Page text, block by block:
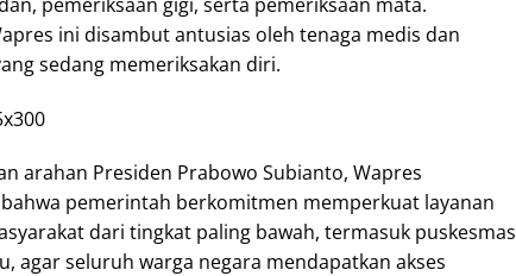
ini disambut antusias oleh tenaga medis dan
sedang memeriksakan diri.
arahan Presiden Prabowo Subianto, Wapres
pemerintah berkomitmen memperkuat layanan
dari tingkat paling bawah, termasuk puskesmas
agar seluruh warga negara mendapatkan akses